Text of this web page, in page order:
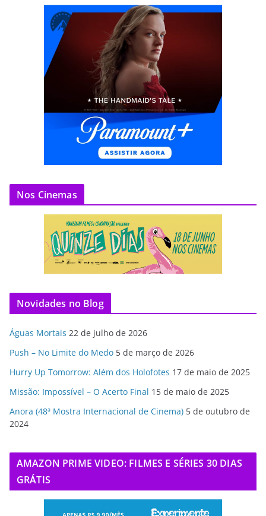
Nos Cinemas
Novidades no Blog
Águas Mortais 22 de julho de 2026
Push – No Limite do Medo 5 de março de 2026
Hurry Up Tomorrow: Além dos Holofotes 17 de maio de 2025
Missão: Impossível – O Acerto Final 15 de maio de 2025
Anora (48ª Mostra Internacional de Cinema) 5 de outubro de
2024
AMAZON PRIME VIDEO: FILMES E SÉRIES 30 DIAS
GRÁTIS